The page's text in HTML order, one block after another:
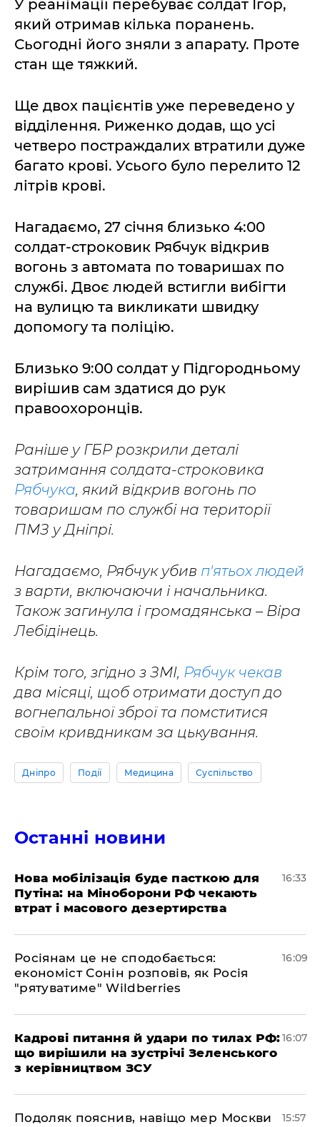
У реанімації перебуває солдат Ігор,
який отримав кілька поранень.
Сьогодні його зняли з апарату. Проте
стан ще тяжкий.
Ще двох пацієнтів уже переведено у
відділення. Риженко додав, що усі
четверо постраждалих втратили дуже
багато крові. Усього було перелито 12
літрів крові.
Нагадаємо, 27 січня близько 4:00
солдат-строковик Рябчук відкрив
вогонь з автомата по товаришах по
службі. Двоє людей встигли вибігти
на вулицю та викликати швидку
допомогу та поліцію.
Близько 9:00 солдат у Підгородньому
вирішив сам здатися до рук
правоохоронців.
Раніше у ГБР розкрили деталі
затримання солдата-строковика
Рябчука, який відкрив вогонь по
товаришам по службі на території
ПМЗ у Дніпрі.
Нагадаємо, Рябчук убив п'ятьох людей
з варти, включаючи і начальника.
Також загинула і громадянська – Віра
Лебідінець.
Крім того, згідно з ЗМІ, Рябчук чекав
два місяці, щоб отримати доступ до
вогнепальної зброї та помститися
своїм кривдникам за цькування.
Дніпро Події Медицина Суспільство
Останні новини
Нова мобілізація буде пасткою для
Путіна: на Міноборони РФ чекають
втрат і масового дезертирства
16:33
Росіянам це не сподобається:
економіст Сонін розповів, як Росія
"рятуватиме" Wildberries
16:09
Кадрові питання й удари по тилах РФ:
що вирішили на зустрічі Зеленського
з керівництвом ЗСУ
16:07
Подоляк пояснив, навіщо мер Москви
15:57